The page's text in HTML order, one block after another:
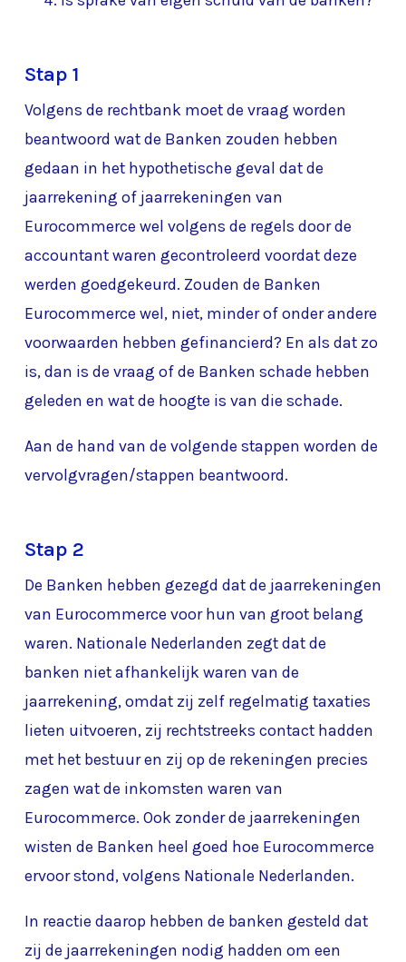
Stap 1
Volgens de rechtbank moet de vraag worden
beantwoord wat de Banken zouden hebben
gedaan in het hypothetische geval dat de
jaarrekening of jaarrekeningen van
Eurocommerce wel volgens de regels door de
accountant waren gecontroleerd voordat deze
werden goedgekeurd. Zouden de Banken
Eurocommerce wel, niet, minder of onder andere
voorwaarden hebben gefinancierd? En als dat zo
is, dan is de vraag of de Banken schade hebben
geleden en wat de hoogte is van die schade.
Aan de hand van de volgende stappen worden de
vervolgvragen/stappen beantwoord.
Stap 2
De Banken hebben gezegd dat de jaarrekeningen
van Eurocommerce voor hun van groot belang
waren. Nationale Nederlanden zegt dat de
banken niet afhankelijk waren van de
jaarrekening, omdat zij zelf regelmatig taxaties
lieten uitvoeren, zij rechtstreeks contact hadden
met het bestuur en zij op de rekeningen precies
zagen wat de inkomsten waren van
Eurocommerce. Ook zonder de jaarrekeningen
wisten de Banken heel goed hoe Eurocommerce
ervoor stond, volgens Nationale Nederlanden.
In reactie daarop hebben de banken gesteld dat
zij de jaarrekeningen nodig hadden om een